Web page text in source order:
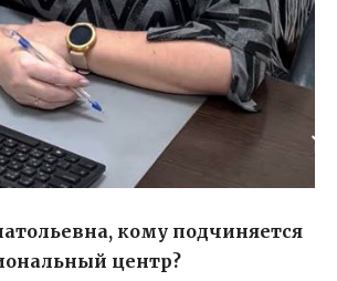
кому подчиняется
центр?